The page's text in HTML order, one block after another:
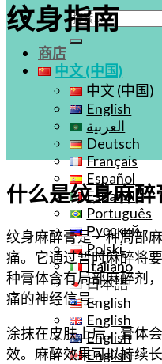
搜
索：
商店
中文 (中国)
中文 (中国)
English
العربية
Deutsch
Français
Español
Español
Português
Русский
Polski
Italiano
日本語
English
English
English
English
纹身指南
什么是纹身麻醉
纹身麻醉膏是一种局部
痛。它通过暂时麻醉将
种膏体含有局部麻醉剂
痛的神经信号。
涂抹在皮肤上后，膏体
效。麻醉效果可以持续